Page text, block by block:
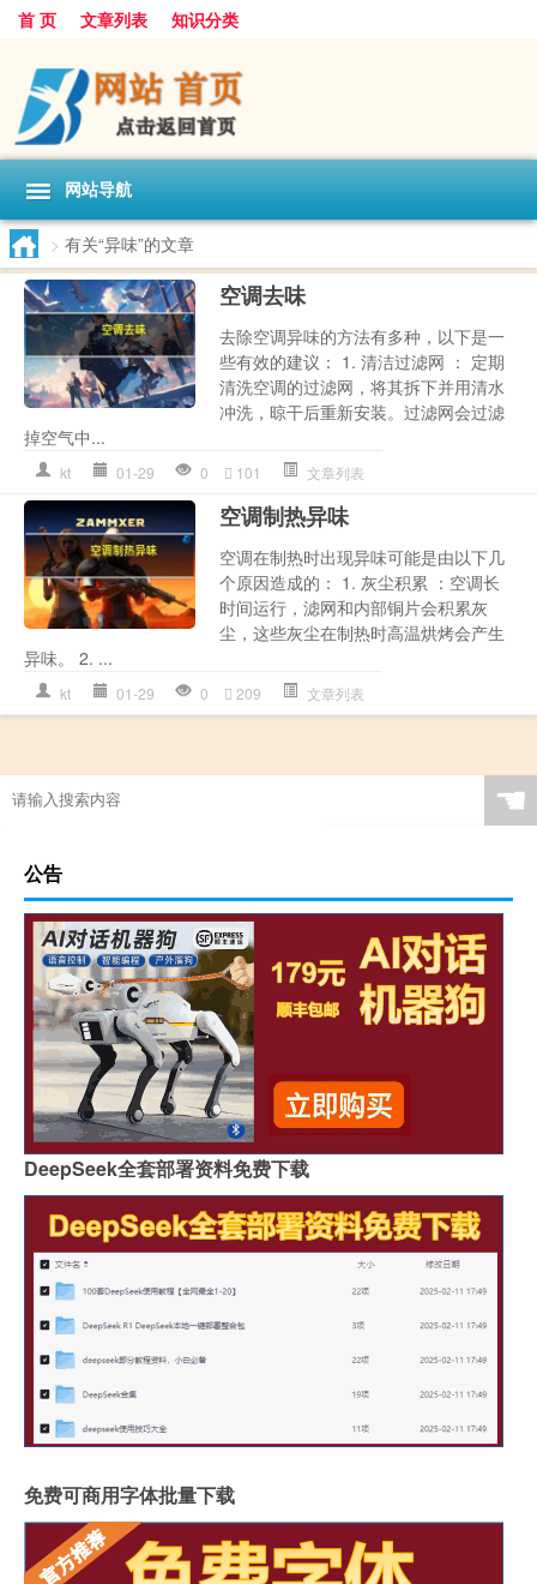
首 页 文章列表 知识分类
网站导航
> 有关“异味”的文章
空调去味
去除空调异味的方法有多种，以下是一
些有效的建议： 1. 清洁过滤网 ： 定期
清洗空调的过滤网，将其拆下并用清水
冲洗，晾干后重新安装。过滤网会过滤
掉空气中...
kt 01-29 0 101 文章列表
空调制热异味
空调在制热时出现异味可能是由以下几
个原因造成的： 1. 灰尘积累 ：空调长
时间运行，滤网和内部铜片会积累灰
尘，这些灰尘在制热时高温烘烤会产生
异味。 2. ...
kt 01-29 0 209 文章列表
☚
公告
DeepSeek全套部署资料免费下载
免费可商用字体批量下载